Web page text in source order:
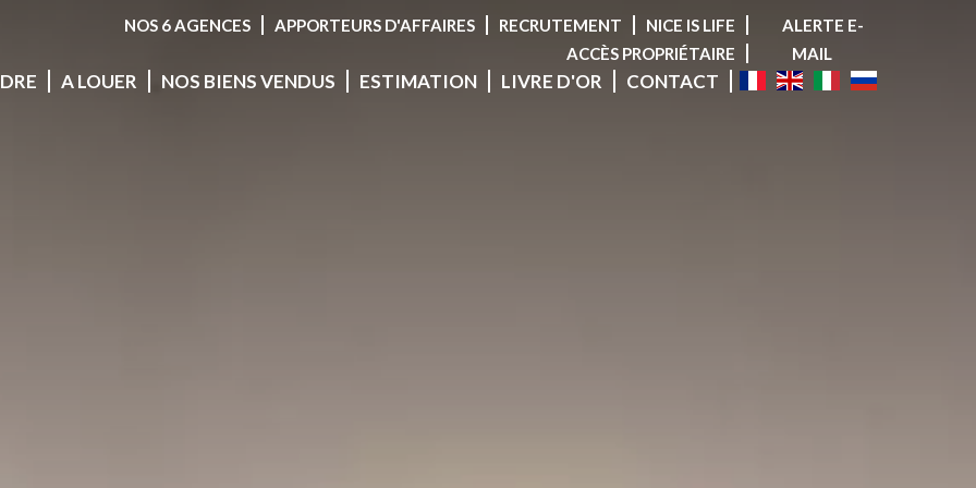
NOS 6 AGENCES APPORTEURS D'AFFAIRES RECRUTEMENT
NICE IS LIFE
ACCÈS PROPRIÉTAIRE
ALERTE E-
MAIL
A LOUER NOS BIENS VENDUS ESTIMATION LIVRE D'OR CONTACT